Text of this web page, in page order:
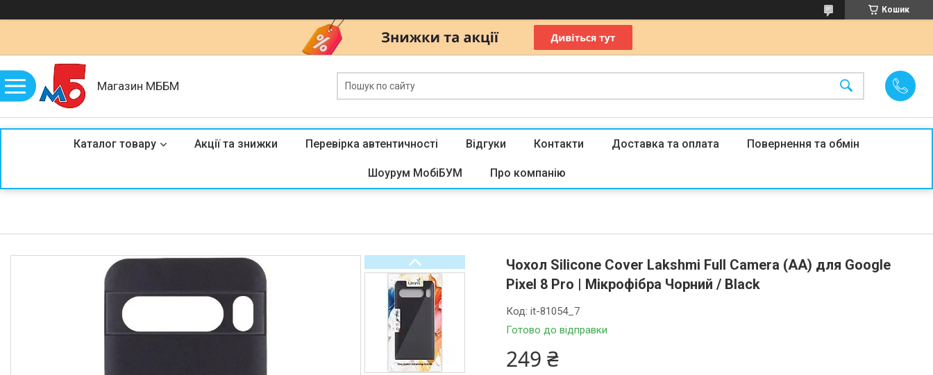
Кошик
Магазин МББМ
Каталог товару Акції та знижки Перевірка автентичності Відгуки Контакти Доставка та оплата Повернення та обмін
Шоурум МобіБУМ Про компанію
Чохол Silicone Cover Lakshmi Full Camera (AA) для Google
Pixel 8 Pro | Мікрофібра Чорний / Black
Готово до відправки
Код:it-81054_7
249 ₴